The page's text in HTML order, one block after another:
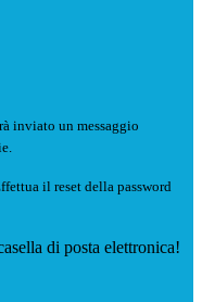
inviato un messaggio
il reset della password
di posta elettronica!